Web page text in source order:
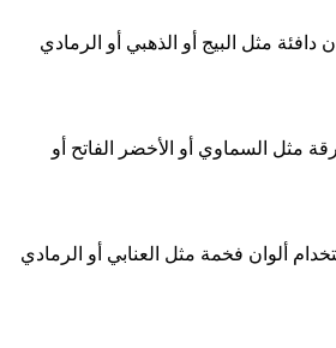
دافئة مثل البيج أو الذهبي أو الرمادي
مثل السماوي أو الأخضر الفاتح أو
ألوان فخمة مثل العنابي أو الرمادي